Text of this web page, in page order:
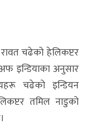
चढेको हेलिकप्टर
इन्डियाका अनुसार
चढेको इन्डियन
तमिल नाडुको